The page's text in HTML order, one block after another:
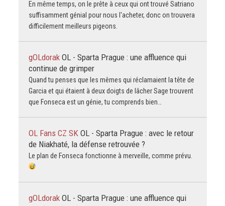
En même temps, on le prête à ceux qui ont trouvé Satriano
suffisamment génial pour nous l'acheter, donc on trouvera
difficilement meilleurs pigeons.
gOLdorak OL - Sparta Prague : une affluence qui
continue de grimper
Quand tu penses que les mêmes qui réclamaient la tête de
Garcia et qui étaient à deux doigts de lâcher Sage trouvent
que Fonseca est un génie, tu comprends bien…
OL Fans CZ SK OL - Sparta Prague : avec le retour
de Niakhaté, la défense retrouvée ?
Le plan de Fonseca fonctionne à merveille, comme prévu.
gOLdorak OL - Sparta Prague : une affluence qui